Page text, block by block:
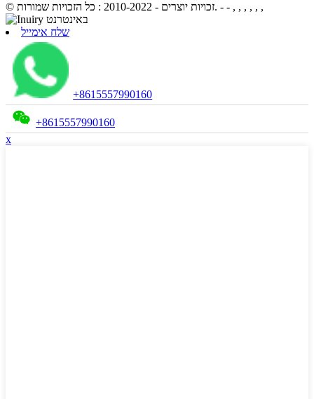
© זכויות יוצרים - 2010-2022 : כל הזכויות שמורות. - - , , , , , ,
שלח אימייל
+8615557990160
+8615557990160
x